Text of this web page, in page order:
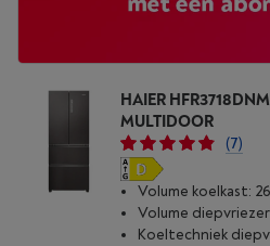
HAIER
MULTIDOOR
(7)
Volume koelkast:
Volume
Koeltechniek